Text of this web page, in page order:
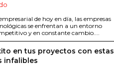
de hoy en día, las empresas
se enfrentan a un entorno
y en constante cambio....
en tus proyectos con estas
infalibles